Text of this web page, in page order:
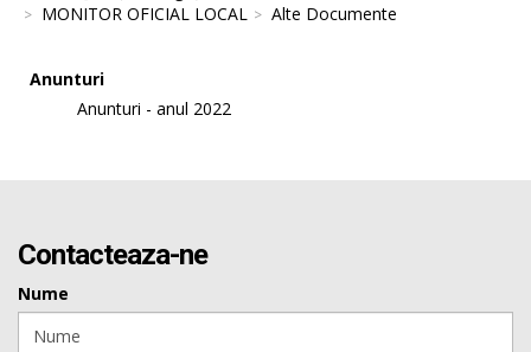
MONITOR OFICIAL LOCAL
Alte Documente
Anunturi
Anunturi - anul 2022
Contacteaza-ne
Nume